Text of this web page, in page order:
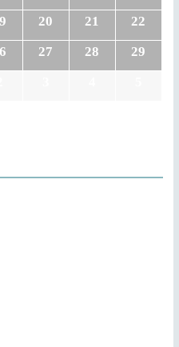
20 21
22
27 28
29